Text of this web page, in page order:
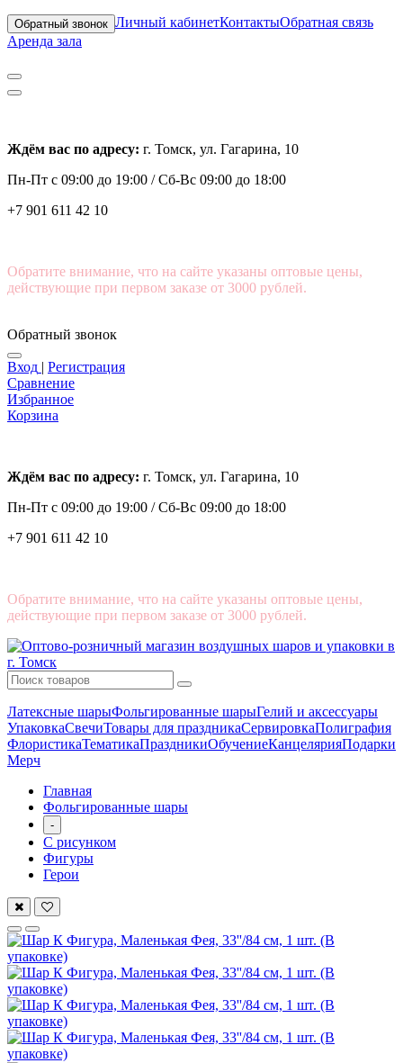
Обратный звонок Личный кабинетКонтактыОбратная связь
Аренда зала
Ждём вас по адресу: г. Томск, ул. Гагарина, 10
Пн-Пт с 09:00 до 19:00 /Сб-Вс 09:00 до 18:00
+7 901 611 42 10
Обратите внимание, что на сайте указаны оптовые цены,
действующие при первом заказе от 3000 рублей.
Обратный звонок
Вход | Регистрация
Сравнение
Избранное
Корзина
Ждём вас по адресу: г. Томск, ул. Гагарина, 10
Пн-Пт с 09:00 до 19:00 /Сб-Вс 09:00 до 18:00
+7 901 611 42 10
Обратите внимание, что на сайте указаны оптовые цены,
действующие при первом заказе от 3000 рублей.
Латексные шарыФольгированные шарыГелий и аксессуары
УпаковкаСвечиТовары для праздникаСервировкаПолиграфия
ФлористикаТематикаПраздникиОбучениеКанцелярияПодарки
Мерч
Главная
Фольгированные шары
-
С рисунком
Фигуры
Герои